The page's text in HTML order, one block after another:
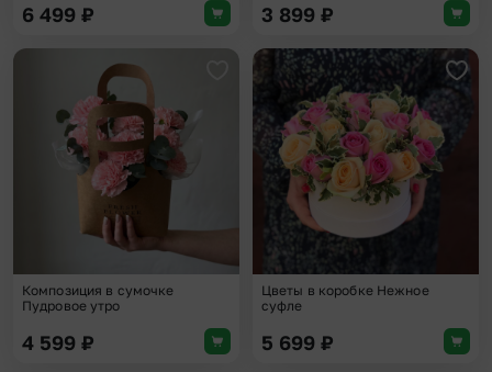
6 499 ₽ 3 899 ₽
Добавить в избранное
Композиция в сумочке
Пудровое утро
4 599 ₽
Цветы в коробке Нежное
суфле
5 699 ₽